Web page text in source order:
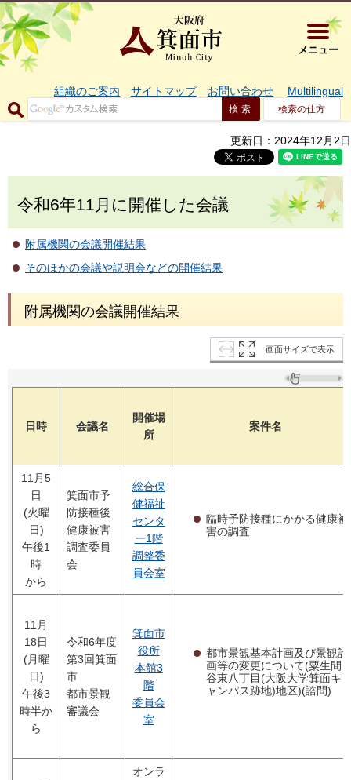
大阪府箕
メニュー
組織のご案内 サイトマップ お問い合わせ Multilingual
検索の仕方
更新日：2024年12月2日
令和6年11月に開催した会議
附属機関の会議開催結果
そのほかの会議や説明会などの開催結果
附属機関の会議開催結果
画面サイズで表示
日時 会議名
開催場
所
案件名
11月5
日
(火曜
日)
午後1
時
から
箕面市予
防接種後
健康被害
調査委員
会
総合保
健福祉
センタ
ー1階
調整委
員会室
臨時予防接種にかかる健康被
害の調査
11月
18日
(月曜
日)
午後3
時半か
ら
令和6年度
第3回箕面
市
都市景観
審議会
箕面市
役所
本館3
階
委員会
室
都市景観基本計画及び景観計
画等の変更について(粟生間
谷東八丁目(大阪大学箕面キ
ャンパス跡地)地区)(諮問)
オンラ